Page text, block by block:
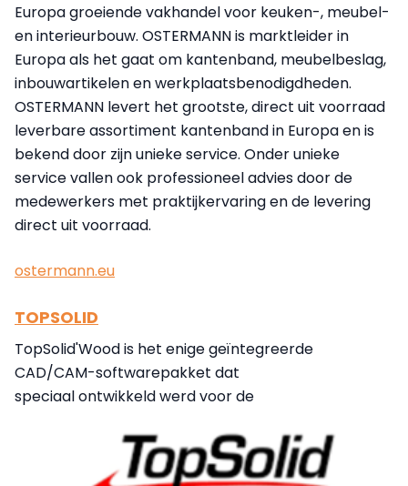
Europa groeiende vakhandel voor keuken-, meubel-
en interieurbouw. OSTERMANN is marktleider in
Europa als het gaat om kantenband, meubelbeslag,
inbouwartikelen en werkplaatsbenodigdheden.
OSTERMANN levert het grootste, direct uit voorraad
leverbare assortiment kantenband in Europa en is
bekend door zijn unieke service. Onder unieke
service vallen ook professioneel advies door de
medewerkers met praktijkervaring en de levering
direct uit voorraad.
ostermann.eu
TOPSOLID
TopSolid'Wood is het enige geïntegreerde
CAD/CAM-softwarepakket dat
speciaal ontwikkeld werd voor de